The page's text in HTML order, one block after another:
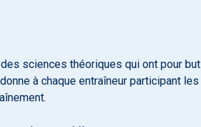
sciences théoriques qui ont pour but
à chaque entraîneur participant les